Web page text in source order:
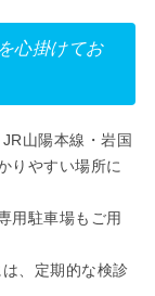
心掛けてお
山陽本線・岩国
りやすい場所に
用駐車場もご用
、定期的な検診